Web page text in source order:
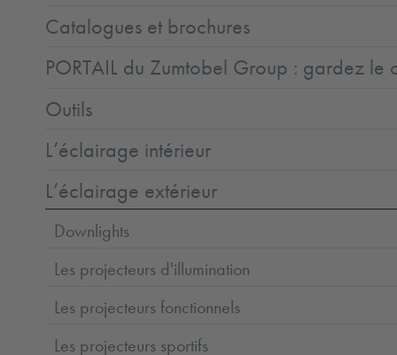
Catalogues et brochures
PORTAIL du Zumtobel Group : gardez le
Outils
L’éclairage intérieur
L’éclairage extérieur
Downlights
Les projecteurs d'illumination
Les projecteurs fonctionnels
Les projecteurs sportifs